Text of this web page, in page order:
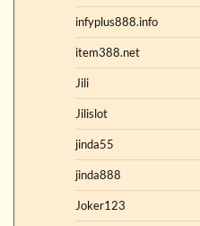
infyplus888.info
item388.net
Jili
Jilislot
jinda55
jinda888
Joker123